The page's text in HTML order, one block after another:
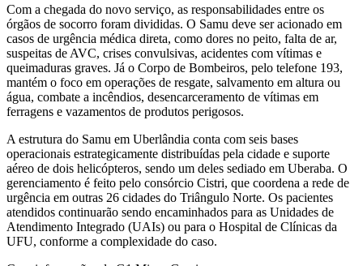
Com a chegada do novo serviço, as responsabilidades entre os
órgãos de socorro foram divididas. O Samu deve ser acionado em
casos de urgência médica direta, como dores no peito, falta de ar,
suspeitas de AVC, crises convulsivas, acidentes com vítimas e
queimaduras graves. Já o Corpo de Bombeiros, pelo telefone 193,
mantém o foco em operações de resgate, salvamento em altura ou
água, combate a incêndios, desencarceramento de vítimas em
ferragens e vazamentos de produtos perigosos.
A estrutura do Samu em Uberlândia conta com seis bases
operacionais estrategicamente distribuídas pela cidade e suporte
aéreo de dois helicópteros, sendo um deles sediado em Uberaba. O
gerenciamento é feito pelo consórcio Cistri, que coordena a rede de
urgência em outras 26 cidades do Triângulo Norte. Os pacientes
atendidos continuarão sendo encaminhados para as Unidades de
Atendimento Integrado (UAIs) ou para o Hospital de Clínicas da
UFU, conforme a complexidade do caso.